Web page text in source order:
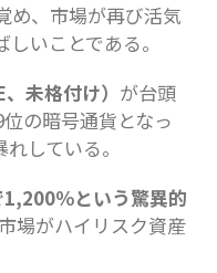
め、市場が再び活気
いことである。
未格付け） が台頭
の暗号通貨となっ
している。
％という驚異的
場がハイリスク資産